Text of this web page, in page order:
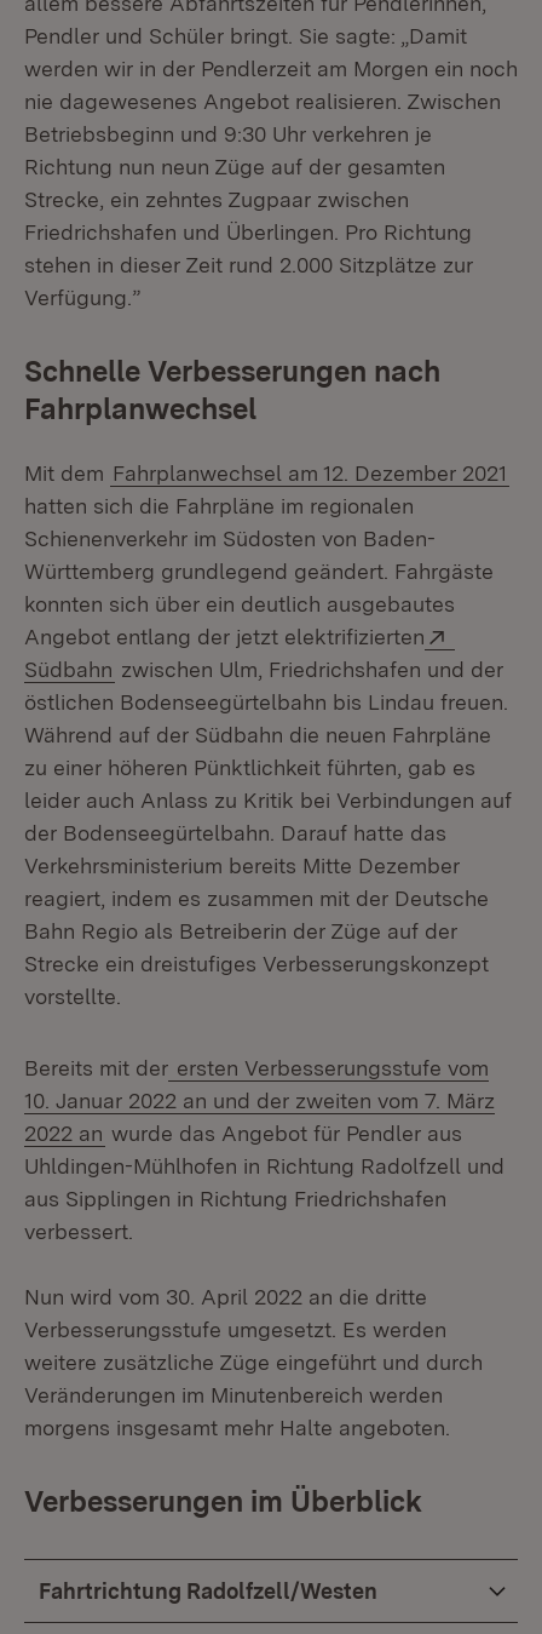
Pendler und Schüler bringt. Sie sagte: „Damit
werden wir in der Pendlerzeit am Morgen ein noch
nie dagewesenes Angebot realisieren. Zwischen
Betriebsbeginn und 9:30 Uhr verkehren je
Richtung nun neun Züge auf der gesamten
Strecke, ein zehntes Zugpaar zwischen
Friedrichshafen und Überlingen. Pro Richtung
stehen in dieser Zeit rund 2.000 Sitzplätze zur
Verfügung.”
Schnelle Verbesserungen nach
Fahrplanwechsel
Mit dem Fahrplanwechsel am 12. Dezember 2021
hatten sich die Fahrpläne im regionalen
Schienenverkehr im Südosten von Baden-
Württemberg grundlegend geändert. Fahrgäste
konnten sich über ein deutlich ausgebautes
Angebot entlang der jetzt elektrifizierten
Südbahn (Öffnet in neuem Fenster)
zwischen Ulm, Friedrichshafen und der
östlichen Bodenseegürtelbahn bis Lindau freuen.
Während auf der Südbahn die neuen Fahrpläne
zu einer höheren Pünktlichkeit führten, gab es
leider auch Anlass zu Kritik bei Verbindungen auf
der Bodenseegürtelbahn. Darauf hatte das
Verkehrsministerium bereits Mitte Dezember
reagiert, indem es zusammen mit der Deutsche
Bahn Regio als Betreiberin der Züge auf der
Strecke ein dreistufiges Verbesserungskonzept
vorstellte.
Bereits mit der ersten Verbesserungsstufe vom
10. Januar 2022 an und der zweiten vom 7. März
2022 an wurde das Angebot für Pendler aus
Uhldingen-Mühlhofen in Richtung Radolfzell und
aus Sipplingen in Richtung Friedrichshafen
verbessert.
Nun wird vom 30. April 2022 an die dritte
Verbesserungsstufe umgesetzt. Es werden
weitere zusätzliche Züge eingeführt und durch
Veränderungen im Minutenbereich werden
morgens insgesamt mehr Halte angeboten.
Verbesserungen im Überblick
Fahrtrichtung Radolfzell/Westen